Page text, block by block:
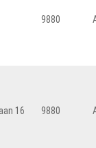
9880
16 9880